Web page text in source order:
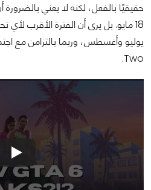
حقيقيًا بالفعل، لكنه لا يعني
18 مايو. بل يرى أن الفترة الأقرب
Two.